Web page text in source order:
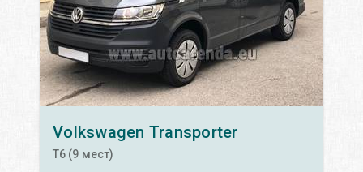
Volkswagen Transporter
T6 (9 мест)